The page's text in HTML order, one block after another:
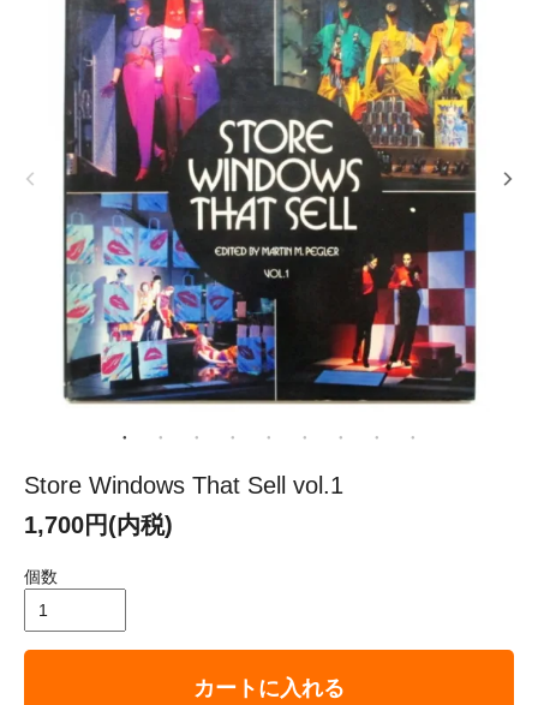
Store Windows That Sell vol.1
1,700円(内税)
個数
カートに入れる